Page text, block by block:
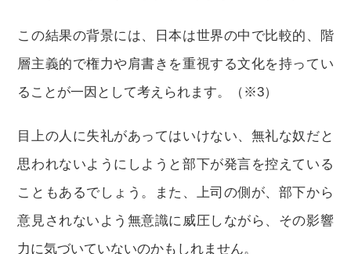
この結果の背景には、日本は世界の中で比較的、階
層主義的で権力や肩書きを重視する文化を持ってい
ることが一因として考えられます。（※3）
目上の人に失礼があってはいけない、無礼な奴だと
思われないようにしようと部下が発言を控えている
こともあるでしょう。また、上司の側が、部下から
意見されないよう無意識に威圧しながら、その影響
力に気づいていないのかもしれません。